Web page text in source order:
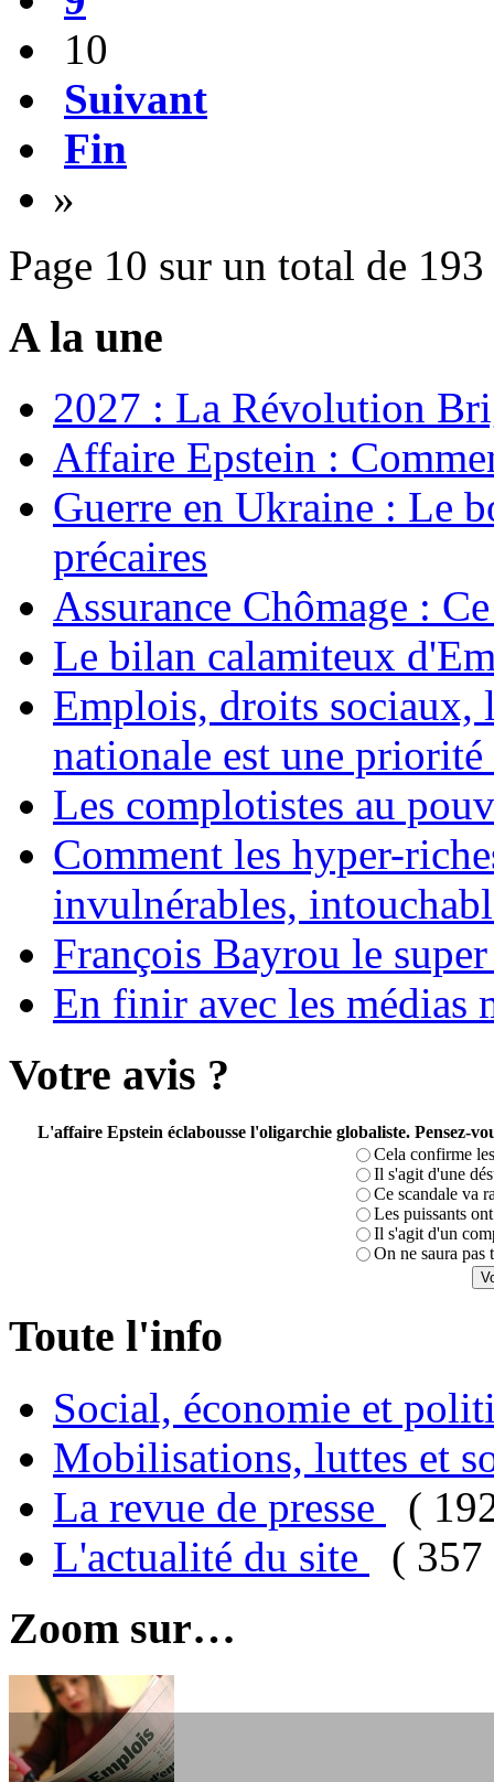
10
Suivant
Fin
»
Page 10 sur un total de 193
A la une
2027 : La Révolution
Affaire Epstein :
Guerre en Ukraine : Le
précaires
Assurance Chômage :
Le bilan calamiteux
Emplois, droits sociaux,
nationale est une
Les complotistes au
Comment les hyper-
invulnérables,
François Bayrou le
En finir avec les médias
Votre avis ?
L'affaire Epstein éclabousse l'oligarchie globaliste. Pensez-
Cela confirme
Il s'agit d'une
Ce scandale va
Les puissants
Il s'agit d'un
On ne saura pas
Toute l'info
Social, économie et
Mobilisations, luttes et
La revue de presse
(
L'actualité du site
( 357
Zoom sur…